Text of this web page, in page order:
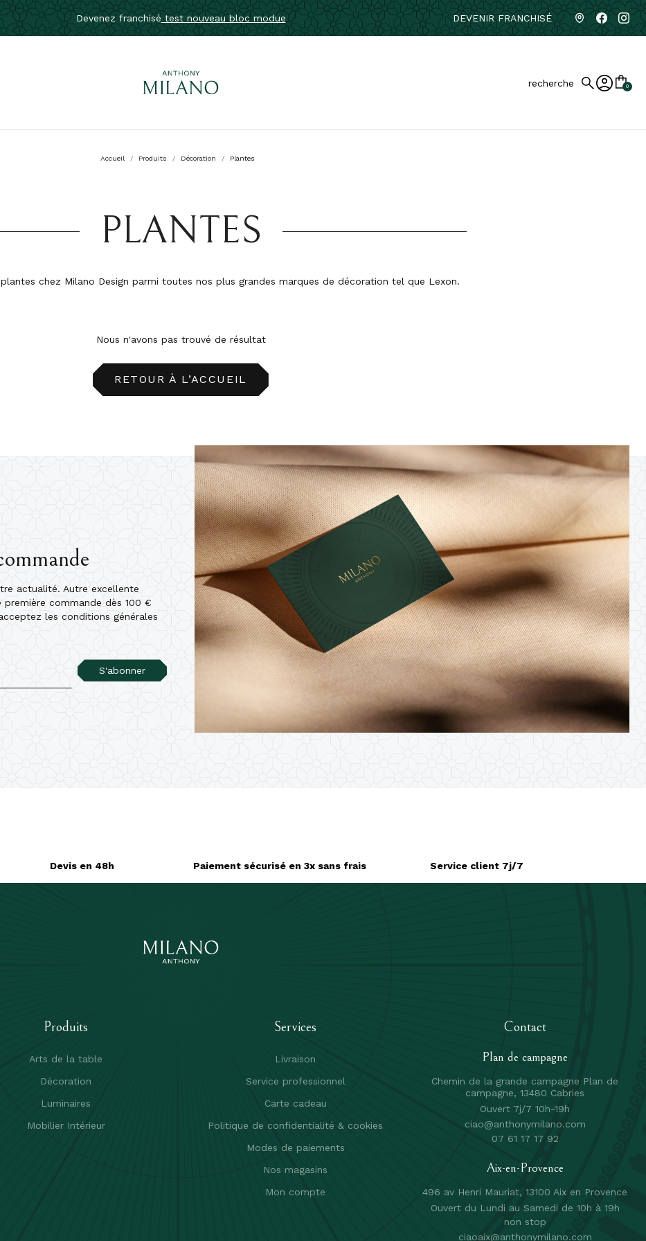
Devenez franchisé test nouveau bloc modue DEVENIR FRANCHISÉ
recherche 0
Accueil Produits Décoration Plantes
PLANTES
chez Milano Design parmi toutes nos plus grandes marques de décoration tel que Lexon.
Nous n'avons pas trouvé de résultat
RETOUR À L’ACCUEIL
actualité. Autre excellente
commande dès 100 €
les conditions générales
S'abonner
Devis en 48h Paiement sécurisé en 3x sans frais Service client 7j/7
Produits
Arts de la table
Décoration
Luminaires
Mobilier Intérieur
Services
Livraison
Service professionnel
Carte cadeau
Politique de confidentialité & cookies
Modes de paiements
Nos magasins
Mon compte
Contact
Plan de campagne
Chemin de la grande campagne Plan de
campagne, 13480 Cabries
Ouvert 7j/7 10h-19h
ciao@anthonymilano.com
07 61 17 17 92
Aix-en-Provence
496 av Henri Mauriat, 13100 Aix en Provence
Ouvert du Lundi au Samedi de 10h à 19h
non stop
ciaoaix@anthonymilano.com
Créer une liste d'envies
Nom de la liste d'envies